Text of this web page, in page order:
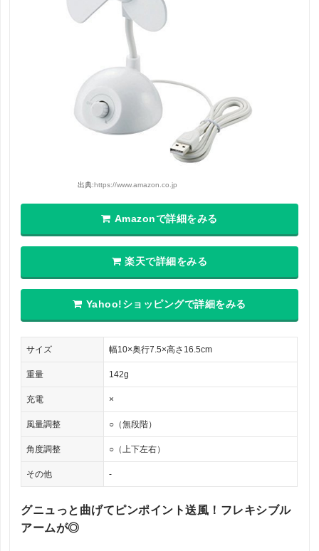
出典:https://www.amazon.co.jp
Amazonで詳細をみる
楽天で詳細をみる
Yahoo!ショッピングで詳細をみる
サイズ 幅10×奥行7.5×高さ16.5cm
重量 142g
充電 ×
風量調整 ○（無段階）
角度調整 ○（上下左右）
その他 -
グニュっと曲げてピンポイント送風！フレキシブル
アームが◎